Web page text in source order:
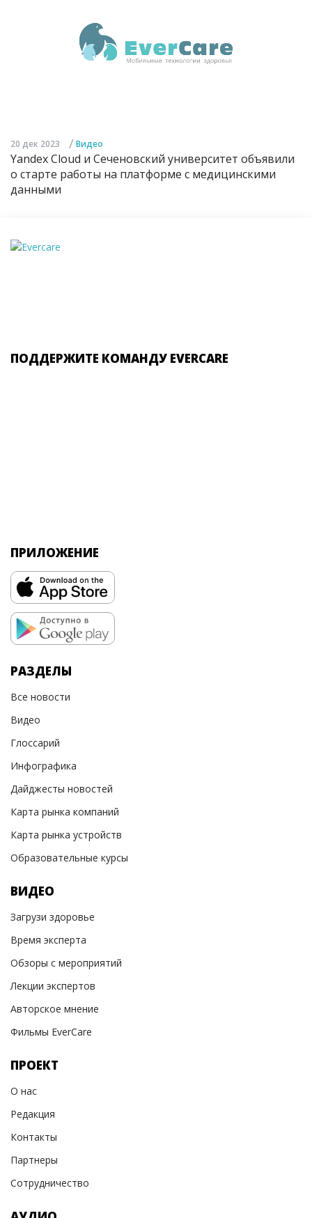
20 дек 2023 / Видео
Yandex Cloud и Сеченовский университет объявили
о старте работы на платформе с медицинскими
данными
ПОДДЕРЖИТЕ КОМАНДУ EVERCARE
ПРИЛОЖЕНИЕ
РАЗДЕЛЫ
Все новости
Видео
Глоссарий
Инфографика
Дайджесты новостей
Карта рынка компаний
Карта рынка устройств
Образовательные курсы
ВИДЕО
Загрузи здоровье
Время эксперта
Обзоры с мероприятий
Лекции экспертов
Авторское мнение
Фильмы EverCare
ПРОЕКТ
О нас
Редакция
Контакты
Партнеры
Сотрудничество